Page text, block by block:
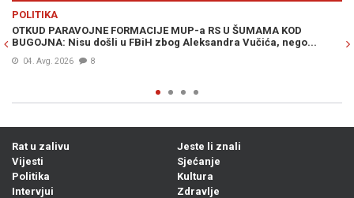
POLITIKA
OTKUD PARAVOJNE FORMACIJE MUP-a RS U ŠUMAMA KOD
BUGOJNA: Nisu došli u FBiH zbog Aleksandra Vučića, nego...
04. Avg. 2026 8
Rat u zalivu
Vijesti
Politika
Intervjui
Jeste li znali
Sjećanje
Kultura
Zdravlje